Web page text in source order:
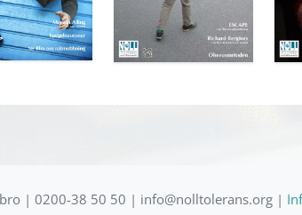
| 0200-38 50 50 | info@nolltolerans.org |